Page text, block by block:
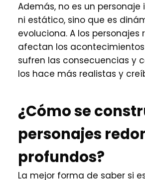
Además, no es un personaje
ni estático, sino que es
evoluciona. A los personajes
afectan los
sufren las consecuencias y
los hace más realistas y
¿Cómo se
personajes
profundos?
La mejor forma de saber si